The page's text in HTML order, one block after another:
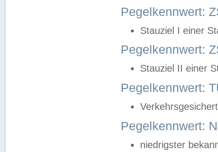
Pegelkennwert:
Stauziel I einer
Pegelkennwert:
Stauziel II einer
Pegelkennwert:
Pegelkennwert:
niedrigster